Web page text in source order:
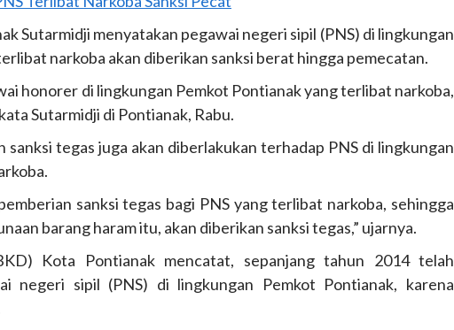
Sutarmidji menyatakan pegawai negeri sipil (PNS) di lingkungan
narkoba akan diberikan sanksi berat hingga pemecatan.
honorer di lingkungan Pemkot Pontianak yang terlibat narkoba,
Sutarmidji di Pontianak, Rabu.
sanksi tegas juga akan diberlakukan terhadap PNS di lingkungan
sanksi tegas bagi PNS yang terlibat narkoba, sehingga
barang haram itu, akan diberikan sanksi tegas,” ujarnya.
Kota Pontianak mencatat, sepanjang tahun 2014 telah
negeri sipil (PNS) di lingkungan Pemkot Pontianak, karena